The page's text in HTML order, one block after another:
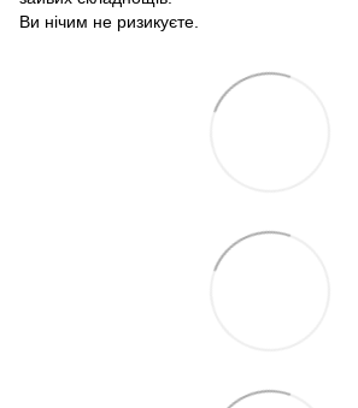
Ви нічим не ризикуєте.